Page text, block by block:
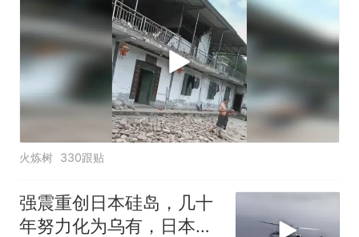
火炼树 330跟贴
强震重创日本硅岛，几十
年努力化为乌有，日本国